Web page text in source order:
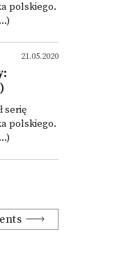
polskiego.
21.05.2020
serię
polskiego.